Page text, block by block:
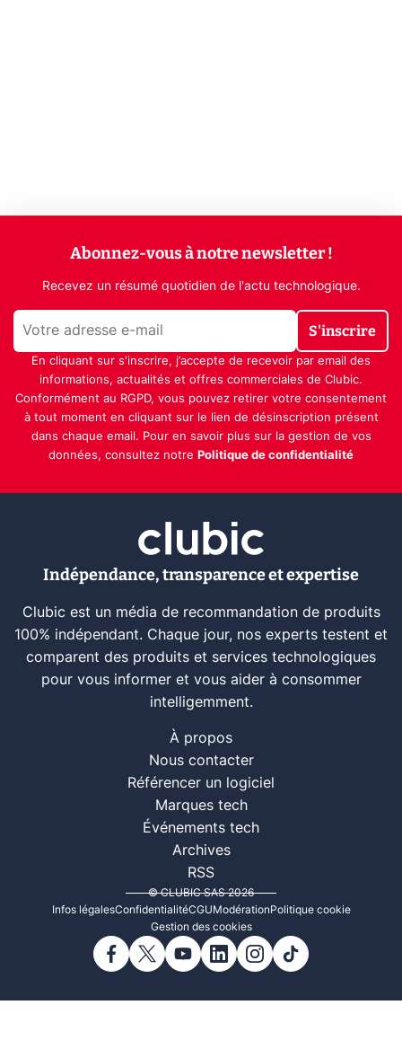
Abonnez-vous à notre newsletter !
Recevez un résumé quotidien de l'actu technologique.
S'inscrire
En cliquant sur s'inscrire, j’accepte de recevoir par email des
informations, actualités et offres commerciales de Clubic.
Conformément au RGPD, vous pouvez retirer votre consentement
à tout moment en cliquant sur le lien de désinscription présent
dans chaque email. Pour en savoir plus sur la gestion de vos
données, consultez notre Politique de confidentialité
Indépendance, transparence et expertise
Clubic est un média de recommandation de produits
100% indépendant. Chaque jour, nos experts testent et
comparent des produits et services technologiques
pour vous informer et vous aider à consommer
intelligemment.
À propos
Nous contacter
Référencer un logiciel
Marques tech
Événements tech
Archives
RSS
© CLUBIC SAS 2026
Infos légalesConfidentialitéCGUModérationPolitique cookie
Gestion des cookies